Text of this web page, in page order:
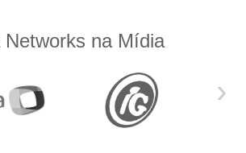
Networks na Mídia
›